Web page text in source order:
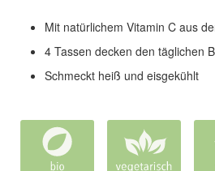
Mit natürlichem Vitamin C aus
4 Tassen decken den täglichen
Schmeckt heiß und eisgekühlt